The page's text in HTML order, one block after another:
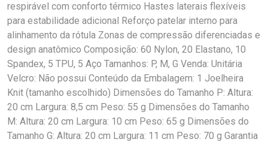
respirável com conforto térmico Hastes laterais flexíveis
para estabilidade adicional Reforço patelar interno para
alinhamento da rótula Zonas de compressão diferenciadas e
design anatômico Composição: 60 Nylon, 20 Elastano, 10
Spandex, 5 TPU, 5 Aço Tamanhos: P, M, G Venda: Unitária
Velcro: Não possui Conteúdo da Embalagem: 1 Joelheira
Knit (tamanho escolhido) Dimensões do Tamanho P: Altura:
20 cm Largura: 8,5 cm Peso: 55 g Dimensões do Tamanho
M: Altura: 20 cm Largura: 10 cm Peso: 65 g Dimensões do
Tamanho G: Altura: 20 cm Largura: 11 cm Peso: 70 g Garantia